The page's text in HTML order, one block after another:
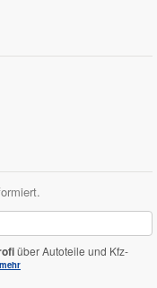
über Autoteile und Kfz-
mehr